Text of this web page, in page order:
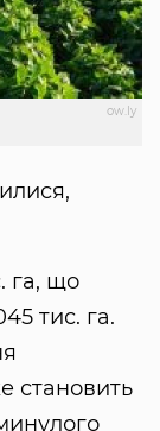
ow.ly
га, що
тис. га.
становить